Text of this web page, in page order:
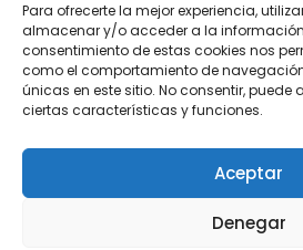
Para ofrecerte la mejor experiencia,
almacenar y/o acceder a la información
consentimiento de estas cookies nos
como el comportamiento de
únicas en este sitio. No consentir,
ciertas características y funciones.
Aceptar
Denegar
© ActionToys.es 2021. All Rights Reserved